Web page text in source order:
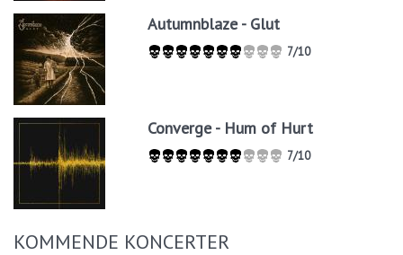
Autumnblaze - Glut
7/10
Converge - Hum of Hurt
7/10
KOMMENDE KONCERTER